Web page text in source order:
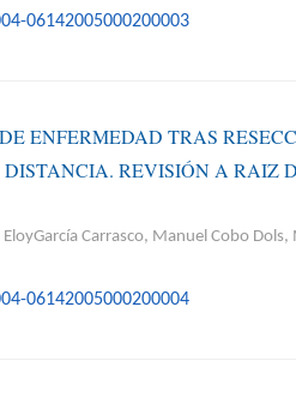
06142005000200003
ENFERMEDAD TRAS
REVISIÓN A RAIZ
Carrasco, Manuel Cobo
06142005000200004